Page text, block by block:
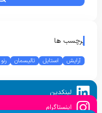
برچسب ها
آرایش استایل تالیسمان رنو
لینکدین
اینستاگرام